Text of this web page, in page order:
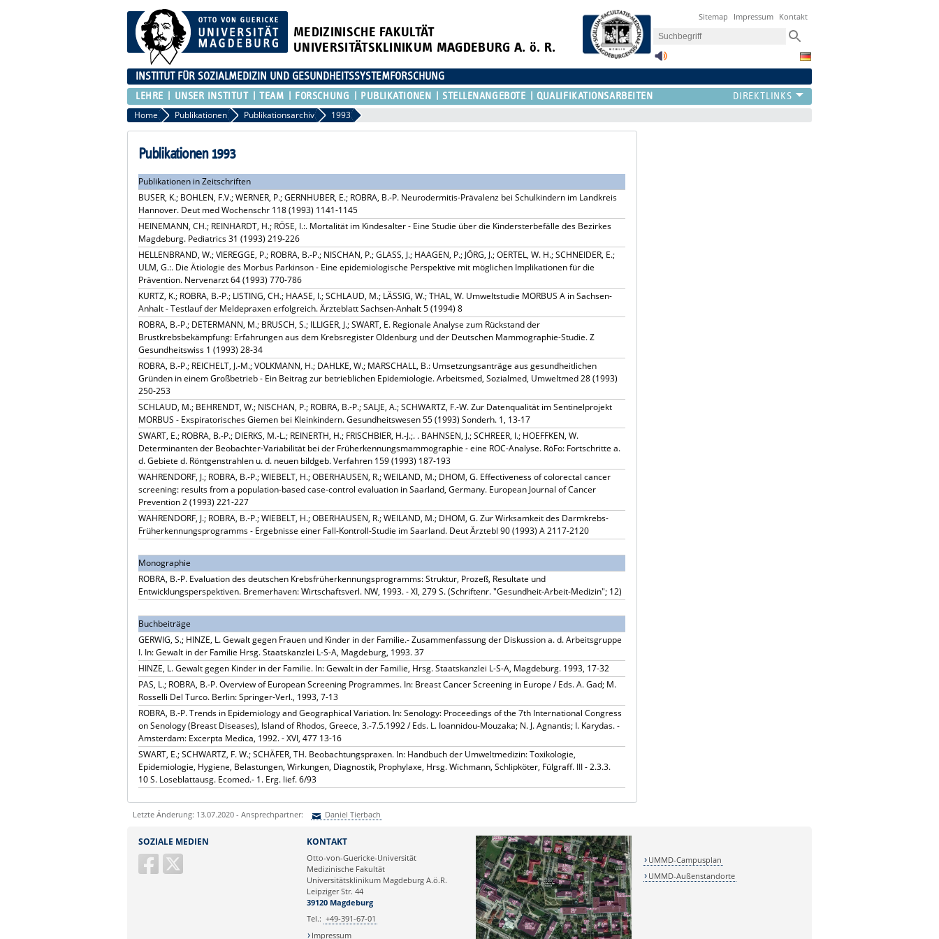
MEDIZINISCHE FAKULTÄT
UNIVERSITÄTSKLINIKUM MAGDEBURG A. ö. R.
Sitemap Impressum Kontakt
INSTITUT FÜR SOZIALMEDIZIN UND GESUNDHEITSSYSTEMFORSCHUNG
LEHRE UNSER INSTITUT TEAM FORSCHUNG PUBLIKATIONEN STELLENANGEBOTE QUALIFIKATIONSARBEITEN
Home Publikationen Publikationsarchiv 1993
Publikationen 1993
Publikationen in Zeitschriften
BUSER, K.; BOHLEN, F.V.; WERNER, P.; GERNHUBER, E.; ROBRA, B.-P. Neurodermitis-Prävalenz bei Schulkindern im Landkreis
Hannover. Deut med Wochenschr 118 (1993) 1141-1145
HEINEMANN, CH.; REINHARDT, H.; RÖSE, I.:. Mortalität im Kindesalter - Eine Studie über die Kindersterbefälle des Bezirkes
Magdeburg. Pediatrics 31 (1993) 219-226
HELLENBRAND, W.; VIEREGGE, P.; ROBRA, B.-P.; NISCHAN, P.; GLASS, J.; HAAGEN, P.; JÖRG, J.; OERTEL, W. H.; SCHNEIDER, E.;
ULM, G.:. Die Ätiologie des Morbus Parkinson - Eine epidemiologische Perspektive mit möglichen Implikationen für die
Prävention. Nervenarzt 64 (1993) 770-786
KURTZ, K.; ROBRA, B.-P.; LISTING, CH.; HAASE, I.; SCHLAUD, M.; LÄSSIG, W.; THAL, W. Umweltstudie MORBUS A in Sachsen-
Anhalt - Testlauf der Meldepraxen erfolgreich. Ärzteblatt Sachsen-Anhalt 5 (1994) 8
ROBRA, B.-P.; DETERMANN, M.; BRUSCH, S.; ILLIGER, J.; SWART, E. Regionale Analyse zum Rückstand der
Brustkrebsbekämpfung: Erfahrungen aus dem Krebsregister Oldenburg und der Deutschen Mammographie-Studie. Z
Gesundheitswiss 1 (1993) 28-34
ROBRA, B.-P.; REICHELT, J.-M.; VOLKMANN, H.; DAHLKE, W.; MARSCHALL, B.: Umsetzungsanträge aus gesundheitlichen
Gründen in einem Großbetrieb - Ein Beitrag zur betrieblichen Epidemiologie. Arbeitsmed, Sozialmed, Umweltmed 28 (1993)
250-253
SCHLAUD, M.; BEHRENDT, W.; NISCHAN, P.; ROBRA, B.-P.; SALJE, A.; SCHWARTZ, F.-W. Zur Datenqualität im Sentinelprojekt
MORBUS - Exspiratorisches Giemen bei Kleinkindern. Gesundheitswesen 55 (1993) Sonderh. 1, 13-17
SWART, E.; ROBRA, B.-P.; DIERKS, M.-L.; REINERTH, H.; FRISCHBIER, H.-J.;. . BAHNSEN, J.; SCHREER, I.; HOEFFKEN, W.
Determinanten der Beobachter-Variabilität bei der Früherkennungsmammographie - eine ROC-Analyse. RöFo: Fortschritte a.
d. Gebiete d. Röntgenstrahlen u. d. neuen bildgeb. Verfahren 159 (1993) 187-193
WAHRENDORF, J.; ROBRA, B.-P.; WIEBELT, H.; OBERHAUSEN, R.; WEILAND, M.; DHOM, G. Effectiveness of colorectal cancer
screening: results from a population-based case-control evaluation in Saarland, Germany. European Journal of Cancer
Prevention 2 (1993) 221-227
WAHRENDORF, J.; ROBRA, B.-P.; WIEBELT, H.; OBERHAUSEN, R.; WEILAND, M.; DHOM, G. Zur Wirksamkeit des Darmkrebs-
Früherkennungsprogramms - Ergebnisse einer Fall-Kontroll-Studie im Saarland. Deut Ärztebl 90 (1993) A 2117-2120
Monographie
ROBRA, B.-P. Evaluation des deutschen Krebsfrüherkennungsprogramms: Struktur, Prozeß, Resultate und
Entwicklungsperspektiven. Bremerhaven: Wirtschaftsverl. NW, 1993. - XI, 279 S. (Schriftenr. "Gesundheit-Arbeit-Medizin"; 12)
Buchbeiträge
GERWIG, S.; HINZE, L. Gewalt gegen Frauen und Kinder in der Familie.- Zusammenfassung der Diskussion a. d. Arbeitsgruppe
I. In: Gewalt in der Familie Hrsg. Staatskanzlei L-S-A, Magdeburg, 1993. 37
HINZE, L. Gewalt gegen Kinder in der Familie. In: Gewalt in der Familie, Hrsg. Staatskanzlei L-S-A, Magdeburg. 1993, 17-32
PAS, L.; ROBRA, B.-P. Overview of European Screening Programmes. In: Breast Cancer Screening in Europe / Eds. A. Gad; M.
Rosselli Del Turco. Berlin: Springer-Verl., 1993, 7-13
ROBRA, B.-P. Trends in Epidemiology and Geographical Variation. In: Senology: Proceedings of the 7th International Congress
on Senology (Breast Diseases), Island of Rhodos, Greece, 3.-7.5.1992 / Eds. L. Ioannidou-Mouzaka; N. J. Agnantis; I. Karydas. -
Amsterdam: Excerpta Medica, 1992. - XVI, 477 13-16
SWART, E.; SCHWARTZ, F. W.; SCHÄFER, TH. Beobachtungspraxen. In: Handbuch der Umweltmedizin: Toxikologie,
Epidemiologie, Hygiene, Belastungen, Wirkungen, Diagnostik, Prophylaxe, Hrsg. Wichmann, Schlipköter, Fülgraff. III - 2.3.3.
10 S. Loseblattausg. Ecomed.- 1. Erg. lief. 6/93
Letzte Änderung: 13.07.2020 - Ansprechpartner: Daniel Tierbach
Ihre E-Mailadresse:
SOZIALE MEDIEN KONTAKT
Otto-von-Guericke-Universität
Medizinische Fakultät
Universitätsklinikum Magdeburg A.ö.R.
Leipziger Str. 44
39120 Magdeburg
Tel.: +49-391-67-01
Impressum
UMMD-Campusplan
UMMD-Außenstandorte